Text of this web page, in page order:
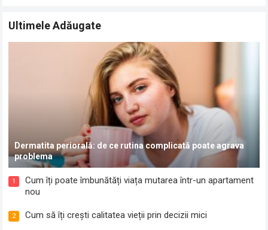
Ultimele Adăugate
Dermatita periorală: de ce rutina complicată poate agrava
problema
1
Cum îți poate îmbunătăți viața mutarea într-un apartament
nou
2 Cum să îți crești calitatea vieții prin decizii mici